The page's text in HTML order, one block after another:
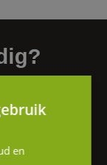
of wil je
contact
en